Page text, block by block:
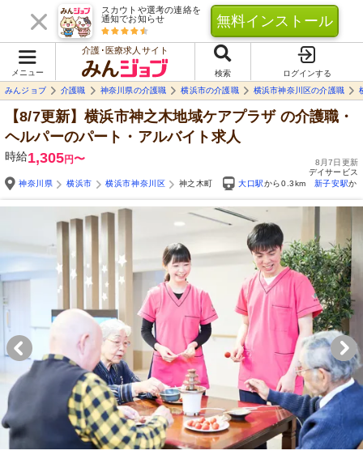
スカウトや選考の連絡を
通知でお知らせ
無料インストール
メニュー
介護･医療求人サイト
検索
ログインする
みんジョブ
介護職 神奈川県の介護職 横浜市の介護職 横浜市神奈川区の介護職
【8/7更新】横浜市神之木地域ケアプラザの介護職・
ヘルパーのパート・アルバイト求人
時給1,305円〜
8月7日更新
デイサービス
神奈川県
横浜市 横浜市神奈川区 神之木町 大口駅から0.3km 新子安駅か